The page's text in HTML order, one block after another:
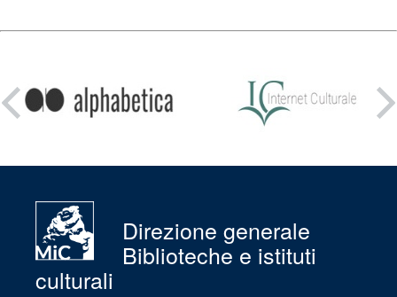
su:
Direzione generale
Biblioteche e istituti
culturali